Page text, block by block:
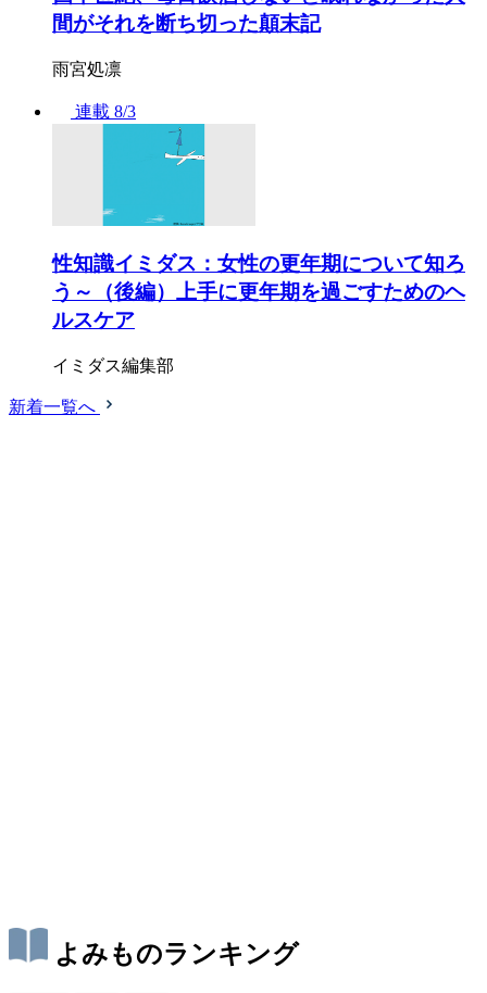
間がそれを断ち切った顛末記
雨宮処凛
連載 8/3
性知識イミダス：女性の更年期について知ろ
う～（後編）上手に更年期を過ごすためのヘ
ルスケア
イミダス編集部
新着一覧へ
よみものランキング